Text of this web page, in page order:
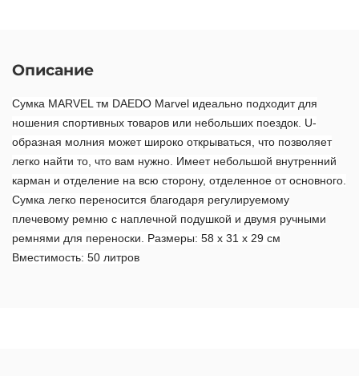
Описание
Сумка MARVEL тм DAEDO Marvel идеально подходит для
ношения спортивных товаров или небольших поездок. U-
образная молния может широко открываться, что позволяет
легко найти то, что вам нужно. Имеет небольшой внутренний
карман и отделение на всю сторону, отделенное от основного.
Сумка легко переносится благодаря регулируемому
плечевому ремню с наплечной подушкой и двумя ручными
ремнями для переноски. Размеры: 58 х 31 х 29 см
Вместимость: 50 литров